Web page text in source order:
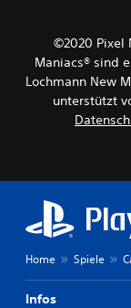
©2020 Pixel
Maniacs® sind
Lochmann New
unterstützt
Home Spiele
Infos